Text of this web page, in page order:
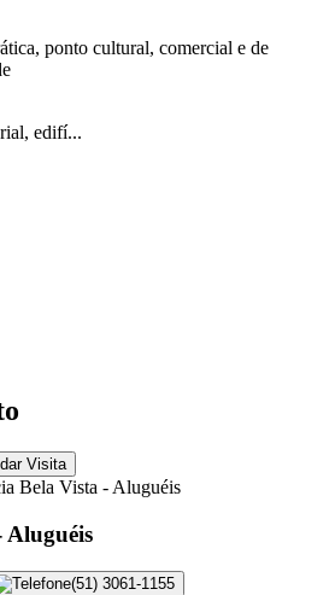
ponto cultural, comercial e de
edifí...
Visita
Aluguéis
(51) 3061-1155